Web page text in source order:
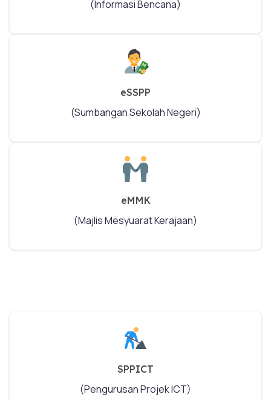
(Informasi Bencana)
eSSPP
(Sumbangan Sekolah Negeri)
eMMK
(Majlis Mesyuarat Kerajaan)
SPPICT
(Pengurusan Projek ICT)